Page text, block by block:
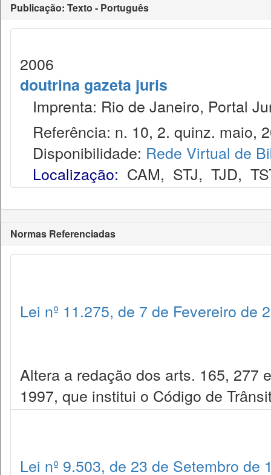
Publicação: Texto - Português
2006
doutrina gazeta juris
Imprenta: Rio de Janeiro, Portal
Referência: n. 10, 2. quinz. maio,
Disponibilidade: Rede Virtual de
Localização: CAM, STJ, TJD,
Normas Referenciadas
Lei nº 11.275, de 7 de Fevereiro de
Altera a redação dos arts. 165, 277
1997, que institui o Código de
Lei nº 9.503, de 23 de Setembro de